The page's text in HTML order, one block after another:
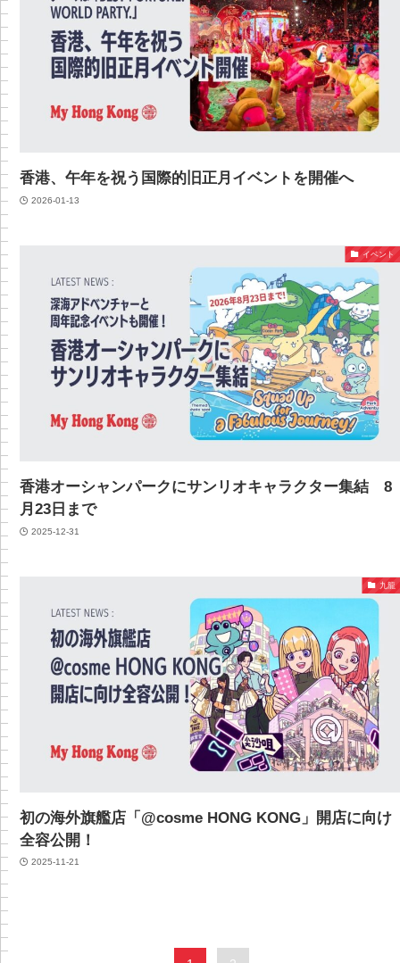
香港、午年を祝う国際的旧正月イベントを開催へ
2026-01-13
イベント
香港オーシャンパークにサンリオキャラクター集結 8
月23日まで
2025-12-31
九龍
初の海外旗艦店「@cosme HONG KONG」開店に向け
全容公開！
2025-11-21